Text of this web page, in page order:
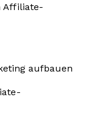
Affiliate-
aufbauen